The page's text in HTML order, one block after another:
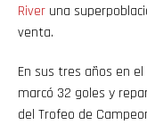
River una
venta.
En sus tres años en el
marcó 32 goles y
del Trofeo de